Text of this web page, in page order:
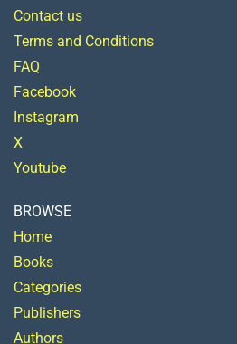
Contact us
Terms and Conditions
FAQ
Facebook
Instagram
X
Youtube
BROWSE
Home
Books
Categories
Publishers
Authors